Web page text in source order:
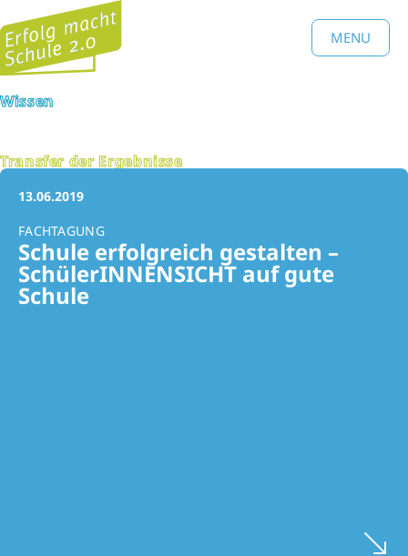
MENU
Wissen
Transfer der Ergebnisse
13.06.2019
FACHTAGUNG
Schule erfolgreich gestalten –
SchülerINNENSICHT auf gute
Schule